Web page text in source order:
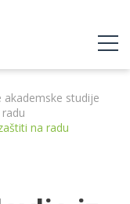
akademske studije
na radu